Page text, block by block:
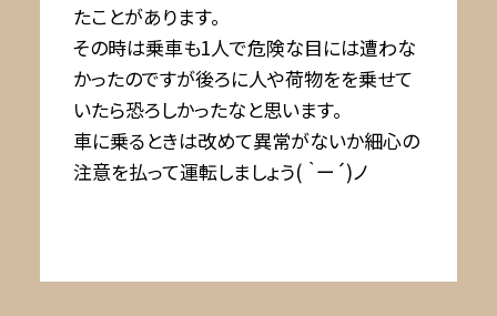
たことがあります。
その時は乗車も1人で危険な目には遭わな
かったのですが後ろに人や荷物をを乗せて
いたら恐ろしかったなと思います。
車に乗るときは改めて異常がないか細心の
注意を払って運転しましょう( ｀ー´)ノ